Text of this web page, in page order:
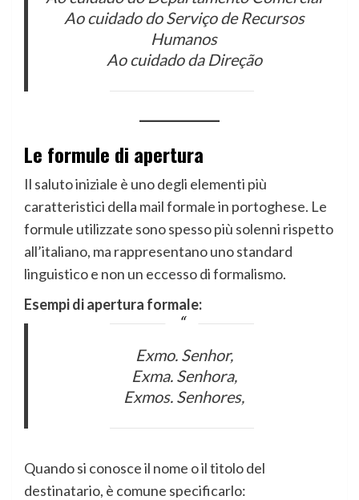
Ao cuidado do Serviço de Recursos
Humanos
Ao cuidado da Direção
Le formule di apertura
Il saluto iniziale è uno degli elementi più
caratteristici della mail formale in portoghese. Le
formule utilizzate sono spesso più solenni rispetto
all’italiano, ma rappresentano uno standard
linguistico e non un eccesso di formalismo.
Esempi di apertura formale:
Exmo. Senhor,
Exma. Senhora,
Exmos. Senhores,
Quando si conosce il nome o il titolo del
destinatario, è comune specificarlo: